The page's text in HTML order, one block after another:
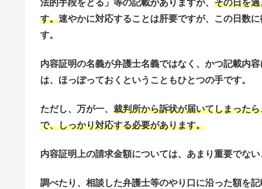
法的手段をとる」等の記載がありますが、 その日を
す。速やかに対応することは肝要ですが、この 日数
す。
内容証明の名義が弁護士名義ではなく、かつ記載内
は、ほっぽっておくということもひとつの手です。
ただし、万が一、 裁判所から訴状が届いてしまった
で、しっかり対応する必要があります。
内容証明上の請求金額については、あまり重要でない
調べたり、相談した弁護士等のやり口に沿った額を